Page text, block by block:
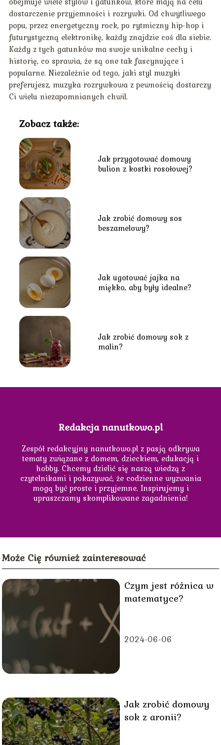
dostarczenie przyjemności i rozrywki. Od chwytliwego
popu, przez energetyczny rock, po rytmiczny hip-hop i
futurystyczną elektronikę, każdy znajdzie coś dla siebie.
Każdy z tych gatunków ma swoje unikalne cechy i
historię, co sprawia, że są one tak fascynujące i
popularne. Niezależnie od tego, jaki styl muzyki
preferujesz, muzyka rozrywkowa z pewnością dostarczy
Ci wielu niezapomnianych chwil.
Zobacz także:
Jak przygotować domowy
bulion z kostki rosołowej?
Jak zrobić domowy sos
beszamelowy?
Jak ugotować jajka na
miękko, aby były idealne?
Jak zrobić domowy sok z
malin?
Redakcja nanutkowo.pl
Zespół redakcyjny nanutkowo.pl z pasją odkrywa
tematy związane z domem, dzieckiem, edukacją i
hobby. Chcemy dzielić się naszą wiedzą z
czytelnikami i pokazywać, że codzienne wyzwania
mogą być proste i przyjemne. Inspirujemy i
upraszczamy skomplikowane zagadnienia!
Może Cię również zainteresować
Czym jest różnica w
matematyce?
2024-06-06
Jak zrobić domowy
sok z aronii?